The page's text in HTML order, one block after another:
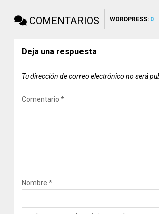
COMENTARIOS WORDPRESS: 0
Deja una respuesta
Tu dirección de correo electrónico no será
Comentario*
Nombre*